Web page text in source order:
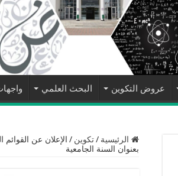
عروض التكوين البحث العلمي
الرئيسية /تكوين / الإعلان عن القوائم
بعنوان السنة الجامعية